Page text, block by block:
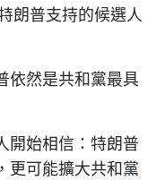
朗普支持的候選人
依然是共和黨最具
開始相信：特朗普
更可能擴大共和黨